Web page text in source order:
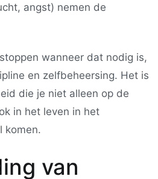
angst) nemen de
wanneer dat nodig is,
en zelfbeheersing. Het is
die je niet alleen op de
in het leven in het
komen.
van